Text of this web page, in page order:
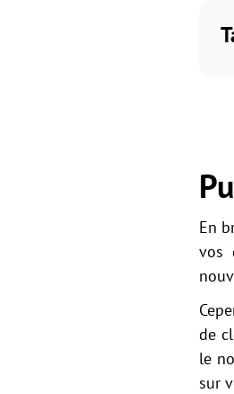
En
vos
de
le
sur